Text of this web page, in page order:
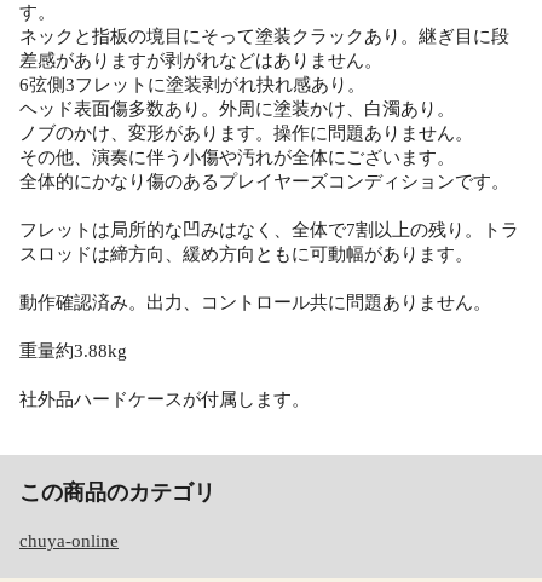
す。
ネックと指板の境目にそって塗装クラックあり。継ぎ目に段
差感がありますが剥がれなどはありません。
6弦側3フレットに塗装剥がれ抉れ感あり。
ヘッド表面傷多数あり。外周に塗装かけ、白濁あり。
ノブのかけ、変形があります。操作に問題ありません。
その他、演奏に伴う小傷や汚れが全体にございます。
全体的にかなり傷のあるプレイヤーズコンディションです。
フレットは局所的な凹みはなく、全体で7割以上の残り。トラ
スロッドは締方向、緩め方向ともに可動幅があります。
動作確認済み。出力、コントロール共に問題ありません。
重量約3.88kg
社外品ハードケースが付属します。
この商品のカテゴリ
chuya-online